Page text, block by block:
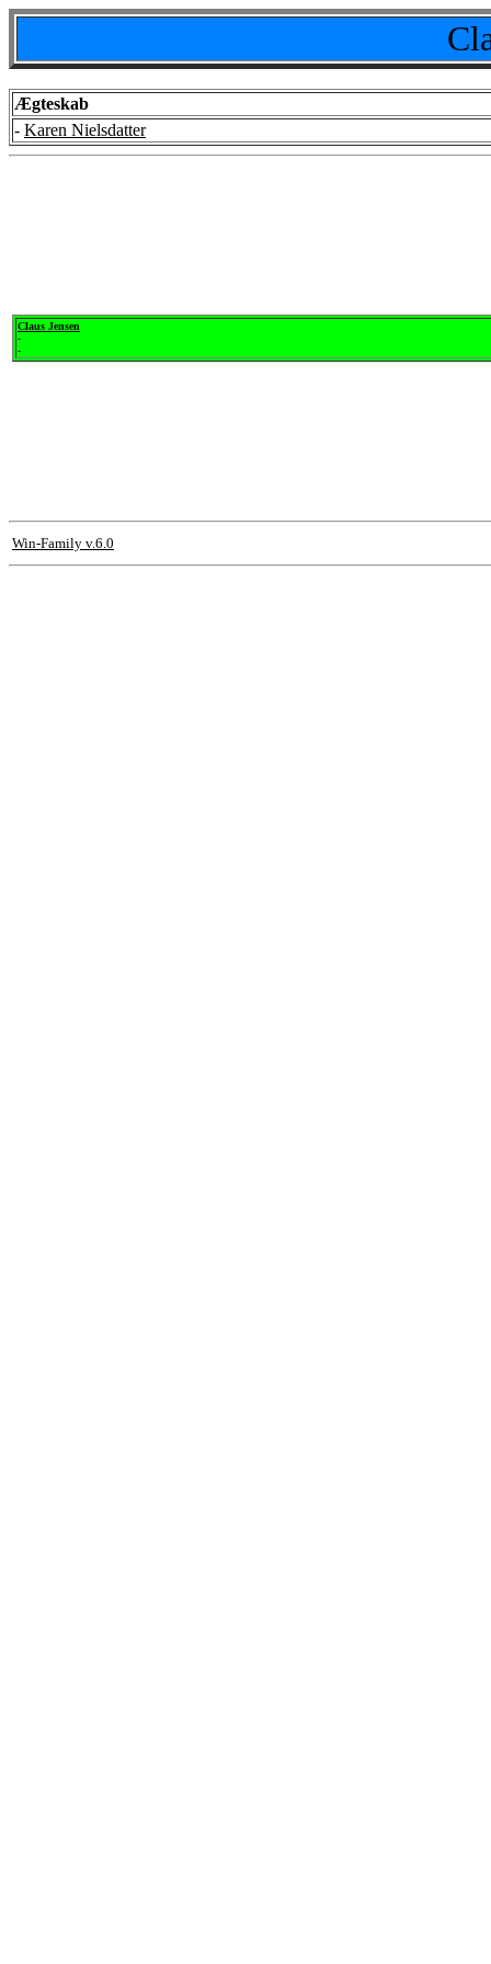
Ægteskab
- Karen Nielsdatter
Claus Jensen
-
-
Win-Family v.6.0